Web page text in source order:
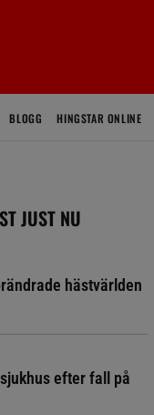
BLOGG HINGSTAR ONLINE
JUST NU
hästvärlden
efter fall på